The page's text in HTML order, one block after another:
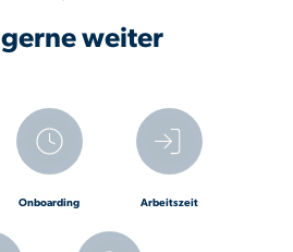
weiter
Onboarding Arbeitszeit